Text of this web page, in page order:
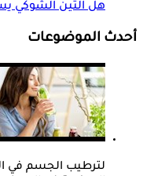
هل التين الشوكي
أحدث الموضوعات